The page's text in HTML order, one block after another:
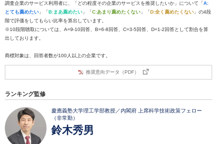
調査企業のサービス利用者に、「どの程度その企業のサービスを推奨したいか」について「A:
とても薦めたい 」「B:まあ薦めたい 」「C:あまり薦めたくない 」「D:全く薦めたくない 」の4段
階で評価をしてもらい比率を算出しています。
※10段階聴取については、A=9-10回答、B=6-8回答、C=3-5回答、D=1-2回答として割合を算
出しております。
商標対象は、回答者数が100人以上の企業です。
推奨意向データ（PDF）
ランキング監修
慶應義塾大学理工学部教授／内閣府 上席科学技術政策フェロー
（非常勤）
鈴木秀男